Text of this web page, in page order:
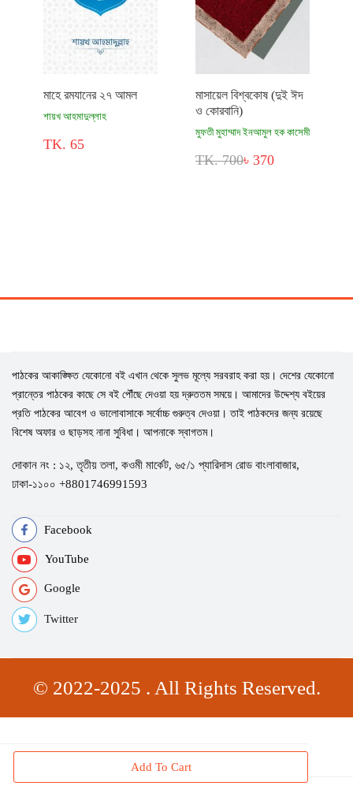
Add To Cart
মাহে রমযানের ২৭ আমল
শায়খ আহমাদুল্লাহ
TK. 65
মাসায়েল বিশ্বকোষ (দুই ঈদ
ও কোরবানি)
মুফতী মুহাম্মাদ ইনআমুল হক কাসেমী
TK. 700৳ 370
পাঠকের আকাঙ্ক্ষিত যেকোনো বই এখান থেকে সুলভ মূল্যে সরবরাহ করা হয়। দেশের যেকোনো
প্রান্তের পাঠকের কাছে সে বই পৌঁছে দেওয়া হয় দ্রুততম সময়ে। আমাদের উদ্দেশ্য বইয়ের
প্রতি পাঠকের আবেগ ও ভালোবাসাকে সর্বোচ্চ গুরুত্ব দেওয়া। তাই পাঠকদের জন্য রয়েছে
বিশেষ অফার ও ছাড়সহ নানা সুবিধা। আপনাকে স্বাগতম।
দোকান নং : ১২, তৃতীয় তলা, কওমী মার্কেট, ৬৫/১ প্যারিদাস রোড বাংলাবাজার,
ঢাকা-১১০০ +8801746991593
Facebook
YouTube
Google
Twitter
© 2022-2025 . All Rights Reserved.